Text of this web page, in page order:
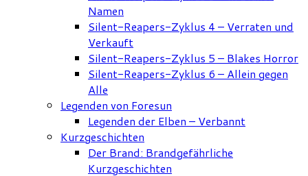
Namen
Silent-Reapers-Zyklus 4 – Verraten und
Verkauft
Silent-Reapers-Zyklus 5 – Blakes Horror
Silent-Reapers-Zyklus 6 – Allein gegen
Alle
Legenden von Foresun
Legenden der Elben – Verbannt
Kurzgeschichten
Der Brand: Brandgefährliche
Kurzgeschichten